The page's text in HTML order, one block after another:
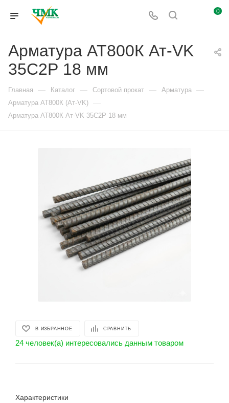
0
Арматура АТ800К Ат-VK
35С2Р 18 мм
Главная — Каталог — Сортовой прокат — Арматура —
Арматура АТ800К (Ат-VK) —
Арматура АТ800К Ат-VK 35С2Р 18 мм
В ИЗБРАННОЕ СРАВНИТЬ
24 человек(а) интересовались данным товаром
Характеристики